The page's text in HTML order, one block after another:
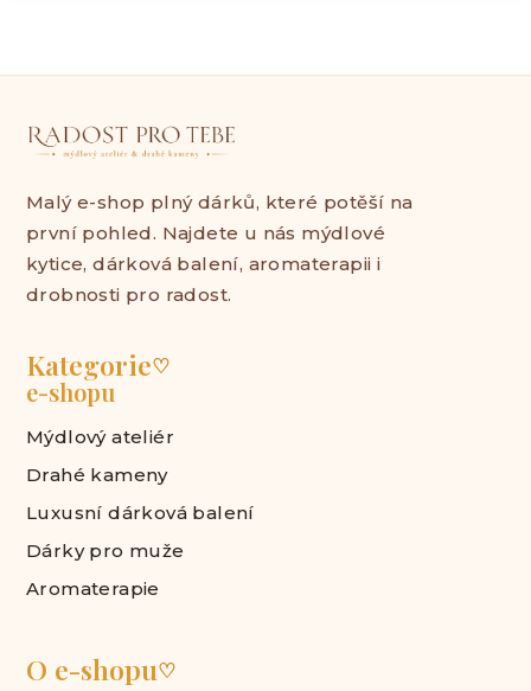
Malý e-shop plný dárků, které potěší na
první pohled. Najdete u nás mýdlové
kytice, dárková balení, aromaterapii i
drobnosti pro radost.
Kategorie♡
e-shopu
Mýdlový ateliér
Drahé kameny
Luxusní dárková balení
Dárky pro muže
Aromaterapie
O e-shopu♡